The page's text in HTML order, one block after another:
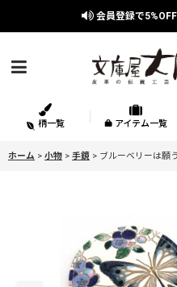
会員登録で5%OFF
柄一覧 アイテム一覧
ホーム > 小物 > 手鏡 > ブルーベリーは願